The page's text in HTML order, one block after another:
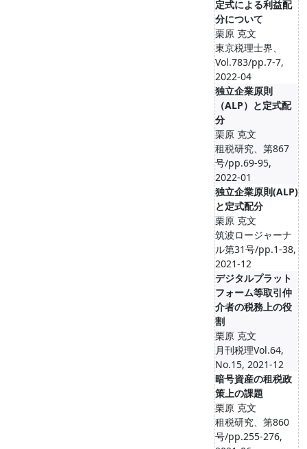
定式による利益配
分について
栗原 克文
東京税理士界、
Vol.783/pp.7-7,
2022-04
独立企業原則
（ALP）と定式配
分
栗原 克文
租税研究、第867
号/pp.69-95,
2022-01
独立企業原則(ALP)
と定式配分
栗原 克文
筑波ロージャーナ
ル第31号/pp.1-38,
2021-12
デジタルプラット
フォーム等取引仲
介者の税務上の役
割
栗原 克文
月刊税理Vol.64,
No.15, 2021-12
暗号資産の租税政
策上の課題
栗原 克文
租税研究、第860
号/pp.255-276,